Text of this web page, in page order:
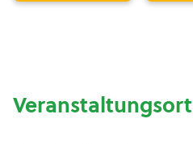
Veranstaltungsort